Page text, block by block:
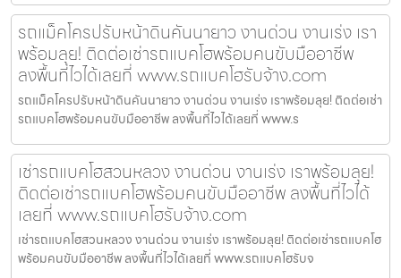
รถแม็คโครปรับหน้าดินคันนายาว งานด่วน งานเร่ง เรา
พร้อมลุย! ติดต่อเช่ารถแบคโฮพร้อมคนขับมืออาชีพ
ลงพื้นที่ไวได้เลยที่ www.รถแบคโฮรับจ้าง.com
รถแม็คโครปรับหน้าดินคันนายาว งานด่วน งานเร่ง เราพร้อมลุย! ติดต่อเช่า
รถแบคโฮพร้อมคนขับมืออาชีพ ลงพื้นที่ไวได้เลยที่ www.ร
เช่ารถแบคโฮสวนหลวง งานด่วน งานเร่ง เราพร้อมลุย!
ติดต่อเช่ารถแบคโฮพร้อมคนขับมืออาชีพ ลงพื้นที่ไวได้
เลยที่ www.รถแบคโฮรับจ้าง.com
เช่ารถแบคโฮสวนหลวง งานด่วน งานเร่ง เราพร้อมลุย! ติดต่อเช่ารถแบคโฮ
พร้อมคนขับมืออาชีพ ลงพื้นที่ไวได้เลยที่ www.รถแบคโฮรับจ